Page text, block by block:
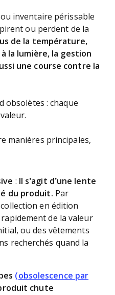
inventaire périssable
ou perdent de la
de la température,
la lumière, la gestion
une course contre la
obsolètes : chaque
manières principales,
:
Il s’agit d’une lente
du produit. Par
en édition
de la valeur
ou des vêtements
recherchés quand la
(obsolescence par
chute